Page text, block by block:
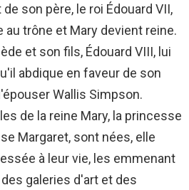
son père, le roi Édouard VII,
au trône et Mary devient reine.
et son fils, Édouard VIII, lui
abdique en faveur de son
Wallis Simpson.
de la reine Mary, la princesse
Margaret, sont nées, elle
à leur vie, les emmenant
galeries d'art et des